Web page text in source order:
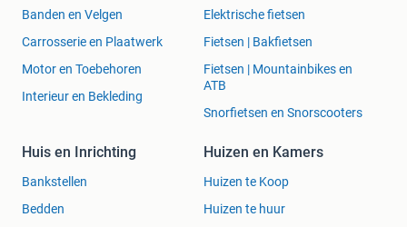
Banden en Velgen
Carrosserie en Plaatwerk
Motor en Toebehoren
Interieur en Bekleding
Elektrische fietsen
Fietsen | Bakfietsen
Fietsen | Mountainbikes en
ATB
Snorfietsen en Snorscooters
Huis en Inrichting
Bankstellen
Bedden
Huizen en Kamers
Huizen te Koop
Huizen te huur